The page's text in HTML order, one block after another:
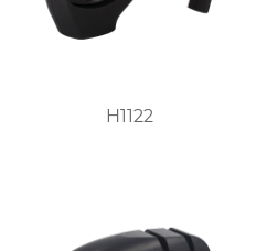
H1122